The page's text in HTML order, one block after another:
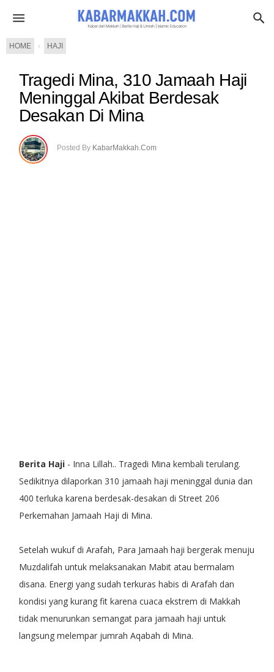
HOME › HAJI
Tragedi Mina, 310 Jamaah Haji
Meninggal Akibat Berdesak
Desakan Di Mina
Posted By KabarMakkah.Com
Berita Haji- Inna Lillah.. Tragedi Mina kembali terulang.
Sedikitnya dilaporkan 310 jamaah haji meninggal dunia dan
400 terluka karena berdesak-desakan di Street 206
Perkemahan Jamaah Haji di Mina.
Setelah wukuf di Arafah, Para Jamaah haji bergerak menuju
Muzdalifah untuk melaksanakan Mabit atau bermalam
disana. Energi yang sudah terkuras habis di Arafah dan
kondisi yang kurang fit karena cuaca ekstrem di Makkah
tidak menurunkan semangat para jamaah haji untuk
langsung melempar jumrah Aqabah di Mina.